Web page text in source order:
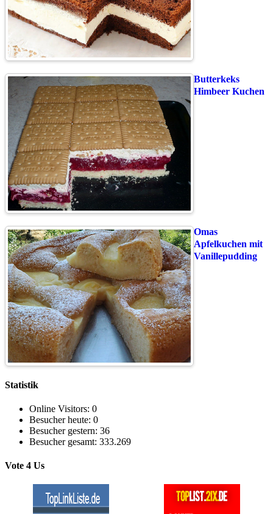
Butterkeks
Himbeer Kuchen
Omas
Apfelkuchen mit
Vanillepudding
Statistik
Online Visitors: 0
Besucher heute: 0
Besucher gestern: 36
Besucher gesamt: 333.269
Vote 4 Us